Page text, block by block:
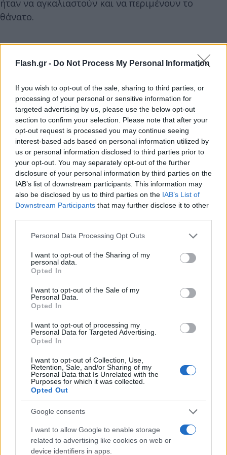
Flash.gr - Do Not Process My Personal Information
If you wish to opt-out of the sale, sharing to third parties, or
processing of your personal or sensitive information for
targeted advertising by us, please use the below opt-out
section to confirm your selection. Please note that after your
opt-out request is processed you may continue seeing
interest-based ads based on personal information utilized by
us or personal information disclosed to third parties prior to
your opt-out. You may separately opt-out of the further
disclosure of your personal information by third parties on the
IAB’s list of downstream participants. This information may
also be disclosed by us to third parties on the IAB’s List of
Downstream Participants that may further disclose it to other
Please note that this website/app uses one or more Google
not limited to your visit or usage behaviour. You may click to
grant or deny consent to Google and its third-party tags to
use your data for below specified purposes in below Google
consent section.
Personal Data Processing Opt Outs
I want to opt-out of the Sharing of my
personal data.
Opted In
I want to opt-out of the Sale of my
Personal Data.
Opted In
I want to opt-out of processing my
Personal Data for Targeted Advertising.
Opted In
I want to opt-out of Collection, Use,
Retention, Sale, and/or Sharing of my
Personal Data that Is Unrelated with the
Purposes for which it was collected.
Opted Out
Google consents
I want to allow Google to enable storage
related to advertising like cookies on web or
device identifiers in apps.
ήταν να αγκαλιαστούν και να περιμένουν το
θάνατο.
Πολλοί εκ των ιατροδικαστών είναι με πρησμένα
μάτια από το κλάμα.
Από τα 959 πτώματα που έχουν μεταφερθεί μέχρι
στιγμής στη στρατιωτική βάση της Σούρα, αυτά
που είναι πιο δύσκολο να αναγνωριστούν
μεταφέρονται στο εγκληματολογικό κέντρο στο Τελ